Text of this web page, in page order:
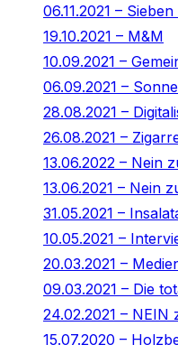
06.11.2021 –
19.10.2021 – M&M
10.09.2021 –
06.09.2021 –
28.08.2021 –
26.08.2021 –
13.06.2022 – Nein
13.06.2021 – Nein
31.05.2021 –
10.05.2021 –
20.03.2021 –
09.03.2021 – Die
24.02.2021 – NEIN
15.07.2020 –